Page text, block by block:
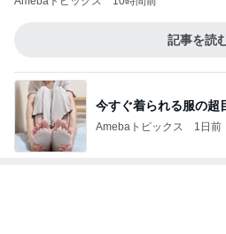
記事を読
今すぐ着られる服の超
Amebaトピックス 1日前